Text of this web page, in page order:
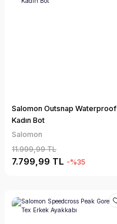
Salomon Outsnap Waterproof
Kadın Bot
Salomon
11.999,99 TL
7.799,99 TL -%35